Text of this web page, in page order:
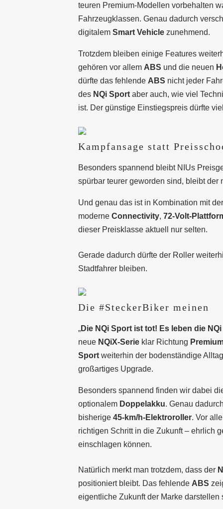
teuren Premium-Modellen vorbehalten
Fahrzeugklassen. Genau dadurch
digitalem Smart Vehiclezunehmend.
Trotzdem bleiben einige Features
gehören vor allem ABS und die neuen
dürfte das fehlende ABS nicht jeder
des NQi Sportaber auch, wie viel
ist. Der günstige Einstiegspreis dürfte
Kampfansage statt
Besonders spannend bleibt NIUs
spürbar teurer geworden sind, bleibt der
Und genau das ist in Kombination mit
moderne Connectivity, 72-Volt-
dieser Preisklasse aktuell nur selten.
Gerade dadurch dürfte der Roller
Stadtfahrer bleiben.
Die #SteckerBiker meinen
„Die NQi Sport ist tot! Es leben die
neue NQiX-Serieklar Richtung
Sportweiterhin der bodenständige
großartiges Upgrade.
Besonders spannend finden wir dabei
optionalem Doppelakku. Genau
bisherige 45-km/h-Elektroroller. Vor
richtigen Schritt in die Zukunft – ehrlich
einschlagen können.
Natürlich merkt man trotzdem, dass der
positioniert bleibt. Das fehlende ABS
eigentliche Zukunft der Marke darstellen